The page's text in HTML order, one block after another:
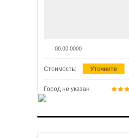
00.00.0000
Стоимость: Уточните
Город не указан